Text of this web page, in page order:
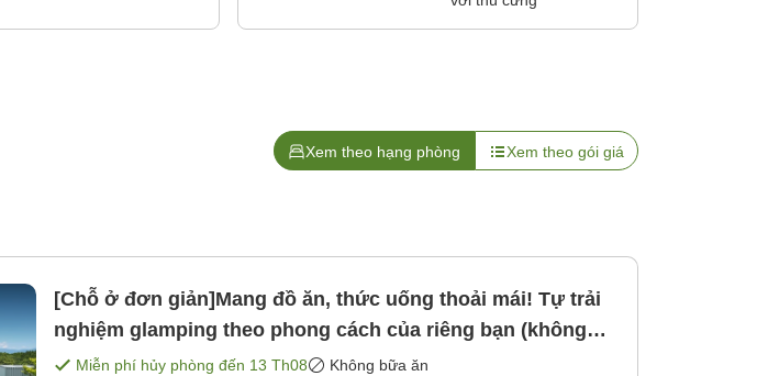
Xem theo hạng phòng Xem theo gói giá
[Chỗ ở đơn giản]Mang đồ ăn, thức uống thoải mái! Tự trải
nghiệm glamping theo phong cách của riêng bạn (không
bao gồm bữa ăn). [Không bao gồm bữa ăn]
Miễn phí hủy phòng đến 13 Th08 Không bữa ăn